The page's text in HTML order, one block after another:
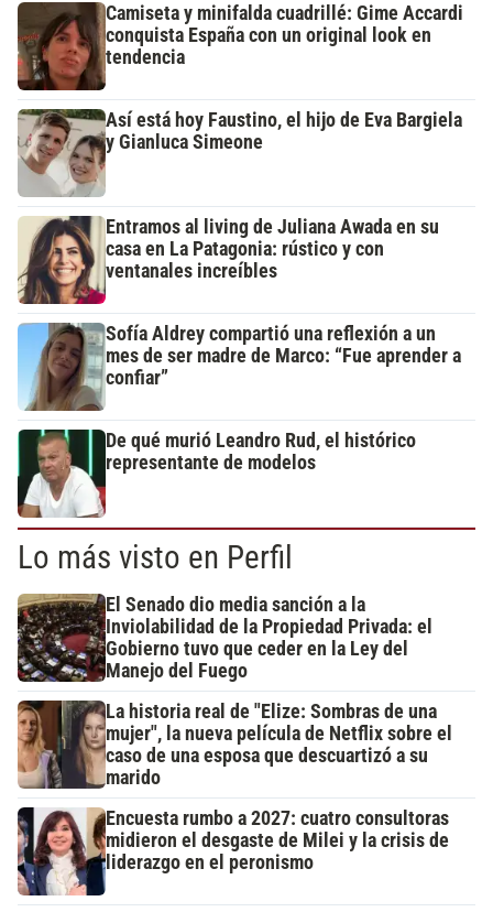
Camiseta y minifalda cuadrillé: Gime Accardi
conquista España con un original look en
tendencia
Así está hoy Faustino, el hijo de Eva Bargiela
y Gianluca Simeone
Entramos al living de Juliana Awada en su
casa en La Patagonia: rústico y con
ventanales increíbles
Sofía Aldrey compartió una reflexión a un
mes de ser madre de Marco: “Fue aprender a
confiar”
De qué murió Leandro Rud, el histórico
representante de modelos
Lo más visto en Perfil
El Senado dio media sanción a la
Inviolabilidad de la Propiedad Privada: el
Gobierno tuvo que ceder en la Ley del
Manejo del Fuego
La historia real de "Elize: Sombras de una
mujer", la nueva película de Netflix sobre el
caso de una esposa que descuartizó a su
marido
Encuesta rumbo a 2027: cuatro consultoras
midieron el desgaste de Milei y la crisis de
liderazgo en el peronismo